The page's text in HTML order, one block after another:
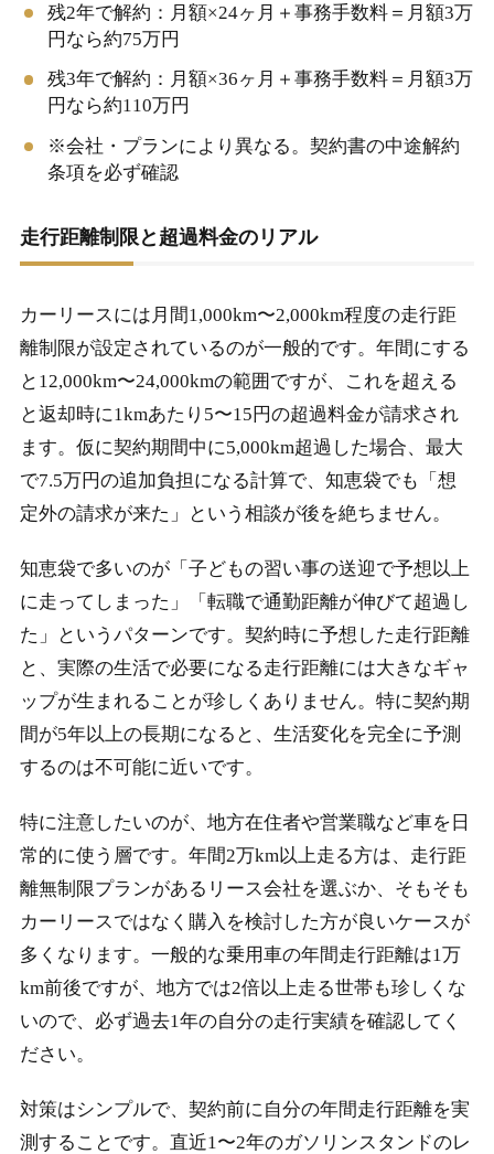
残2年で解約：月額×24ヶ月＋事務手数料＝月額3万
円なら約75万円
残3年で解約：月額×36ヶ月＋事務手数料＝月額3万
円なら約110万円
※会社・プランにより異なる。契約書の中途解約
条項を必ず確認
走行距離制限と超過料金のリアル
カーリースには月間1,000km〜2,000km程度の走行距
離制限が設定されているのが一般的です。年間にする
と12,000km〜24,000kmの範囲ですが、これを超える
と返却時に1kmあたり5〜15円の超過料金が請求され
ます。仮に契約期間中に5,000km超過した場合、最大
で7.5万円の追加負担になる計算で、知恵袋でも「想
定外の請求が来た」という相談が後を絶ちません。
知恵袋で多いのが「子どもの習い事の送迎で予想以上
に走ってしまった」「転職で通勤距離が伸びて超過し
た」というパターンです。契約時に予想した走行距離
と、実際の生活で必要になる走行距離には大きなギャ
ップが生まれることが珍しくありません。特に契約期
間が5年以上の長期になると、生活変化を完全に予測
するのは不可能に近いです。
特に注意したいのが、地方在住者や営業職など車を日
常的に使う層です。年間2万km以上走る方は、走行距
離無制限プランがあるリース会社を選ぶか、そもそも
カーリースではなく購入を検討した方が良いケースが
多くなります。一般的な乗用車の年間走行距離は1万
km前後ですが、地方では2倍以上走る世帯も珍しくな
いので、必ず過去1年の自分の走行実績を確認してく
ださい。
対策はシンプルで、契約前に自分の年間走行距離を実
測することです。直近1〜2年のガソリンスタンドのレ